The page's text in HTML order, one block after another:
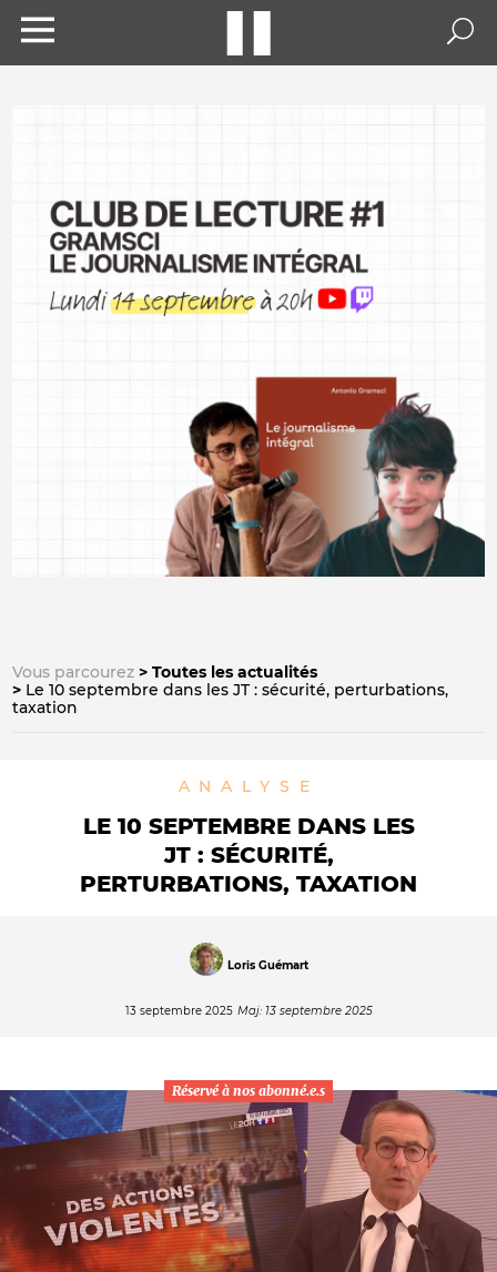
Vous parcourez
Toutes les actualités
Le 10 septembre dans les JT : sécurité, perturbations,
taxation
ANALYSE
LE 10 SEPTEMBRE DANS LES
JT : SÉCURITÉ,
PERTURBATIONS, TAXATION
Loris Guémart
13 septembre 2025 Maj: 13 septembre 2025
Réservé à nos abonné.e.s